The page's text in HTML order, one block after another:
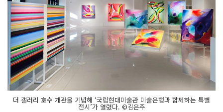
더 갤러리 호수 개관을 기념해 ‘국립현대미술관 미술은행과 함께하는 특별
전시’가 열렸다. ©김은주